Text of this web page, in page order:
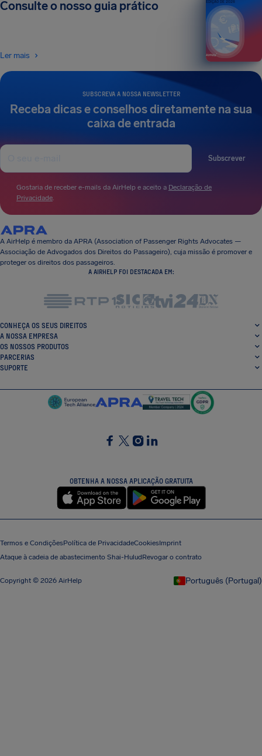
SUBSCREVA A NOSSA NEWSLETTER
Receba dicas e conselhos diretamente na sua
caixa de entrada
Subscrever
Gostaria de receber e-mails da AirHelp e aceito a Declaração de
Privacidade.
Consulte o nosso guia prático
Ler mais
EDIÇÃO DE 2026
A AirHelp é membro da APRA (Association of Passenger Rights Advocates —
Associação de Advogados dos Direitos do Passageiro), cuja missão é promover e
proteger os direitos dos passageiros.
A AIRHELP FOI DESTACADA EM:
CONHEÇA OS SEUS DIREITOS
A NOSSA EMPRESA
OS NOSSOS PRODUTOS
PARCERIAS
SUPORTE
OBTENHA A NOSSA APLICAÇÃO GRATUITA
Termos e CondiçõesPolítica de PrivacidadeCookiesImprint
Ataque à cadeia de abastecimento Shai-HuludRevogar o contrato
Copyright © 2026 AirHelp Português (Portugal)